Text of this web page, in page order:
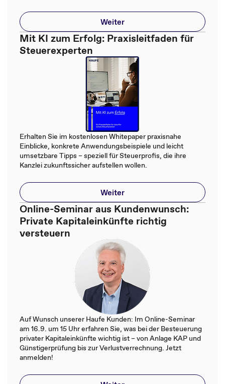
Weiter
Mit KI zum Erfolg: Praxisleitfaden für
Steuerexperten
Erhalten Sie im kostenlosen Whitepaper praxisnahe
Einblicke, konkrete Anwendungsbeispiele und leicht
umsetzbare Tipps – speziell für Steuerprofis, die ihre
Kanzlei zukunftssicher aufstellen wollen.
Weiter
Online-Seminar aus Kundenwunsch:
Private Kapitaleinkünfte richtig
versteuern
Auf Wunsch unserer Haufe Kunden: Im Online-Seminar
am 16.9. um 15 Uhr erfahren Sie, was bei der Besteuerung
privater Kapitaleinkünfte wichtig ist – von Anlage KAP und
Günstigerprüfung bis zur Verlustverrechnung. Jetzt
anmelden!